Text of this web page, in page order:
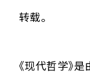
转载。
《现代哲学》